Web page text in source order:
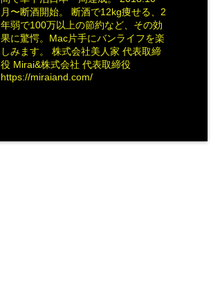
月〜断酒開始。 断酒で12kg痩せる、2
年弱で100万以上の節約など、その効
果に驚愕。Mac片手にバンライフを楽
しみます。 株式会社美人家 代表取締
役 Mirai&株式会社 代表取締役
https://miraiand.com/